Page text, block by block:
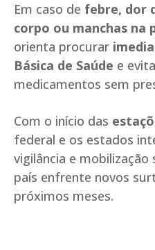
Em caso de febre, dor
corpo ou manchas na
orienta procurar
Básica de Saúde e
medicamentos sem
Com o início das
federal e os estados
vigilância e
país enfrente novos
próximos meses.